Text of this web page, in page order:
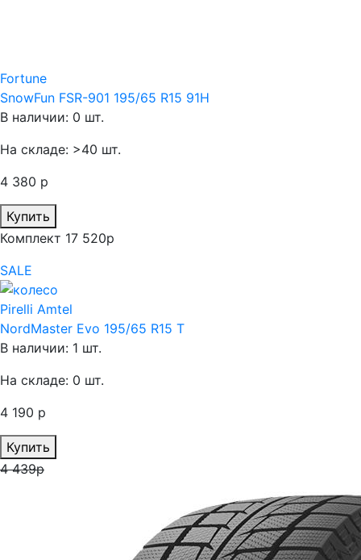
Fortune
SnowFun FSR-901 195/65 R15 91H
В наличии: 0 шт.
На складе: >40 шт.
4 380 р
Купить
Комплект 17 520р
SALE
Pirelli Amtel
NordMaster Evo 195/65 R15 T
В наличии: 1 шт.
На складе: 0 шт.
4 190 р
Купить
4 439р